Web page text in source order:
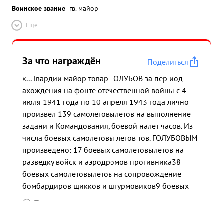
Воинское звание гв. майор
Ещё
За что награждён
Поделиться
«... Гвардии майор товар ГОЛУБОВ за пер иод
ахождения на фонте отечественной войны с 4
июля 1941 года по 10 апреля 1943 года лично
произвел 139 самолетовылетов на выполнение
задани и Командования, боевой налет часов. Из
числа боевых самолетовы летов тов. ГОЛУБОВЫМ
произведено: 17 боевых самолетовылетов на
разведку войск и аэродромов противника38
боевых самолетовылетов на сопровождение
бомбардиров щикков и штурмовиков9 боевых
самолетовылетов на штурмовку на земных войск